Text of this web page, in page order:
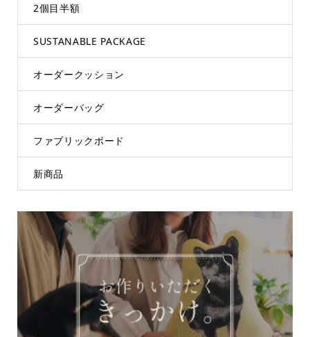
2個目半額
SUSTANABLE PACKAGE
オーダークッション
オーダーバッグ
ファブリックボード
新商品